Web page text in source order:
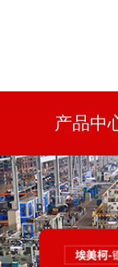
产品中
解决方